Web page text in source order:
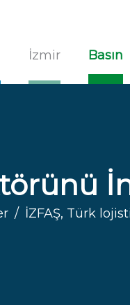
İzmir Basın
İZFAŞ, Türk